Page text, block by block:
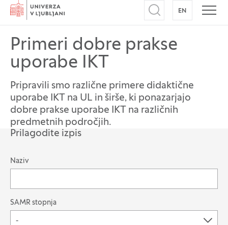
Domov
Odpri iskalnik
EN NA
Primeri dobre prakse
uporabe IKT
Pripravili smo različne primere didaktične
uporabe IKT na UL in širše, ki ponazarjajo
dobre prakse uporabe IKT na različnih
predmetnih področjih.
Prilagodite izpis
Možnost filtriranja zapisov
Naziv
SAMR stopnja
-